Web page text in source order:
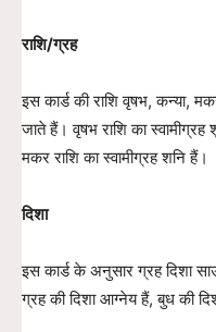
राशि/ग्रह
इस कार्ड की राशि वृषभ,
जाते हैं। वृषभ राशि का
मकर राशि का स्वामीग्रह शनि हैं।
दिशा
इस कार्ड के अनुसार ग्रह दिशा
ग्रह की दिशा आग्नेय हैं, बुध की